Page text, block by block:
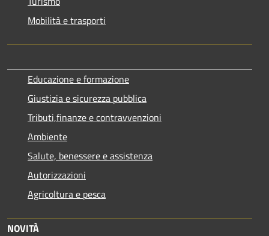
Mobilità e trasporti
Educazione e formazione
Giustizia e sicurezza pubblica
Tributi,finanze e contravvenzioni
Ambiente
Salute, benessere e assistenza
Autorizzazioni
Agricoltura e pesca
NOVITÀ